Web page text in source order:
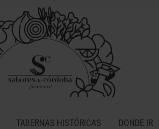
TABERNAS HISTÓRICAS DONDE IR